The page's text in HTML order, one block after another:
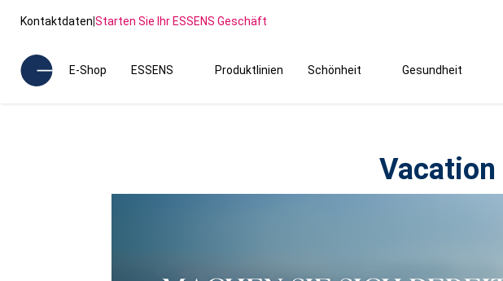
Kontaktdaten|Starten Sie Ihr ESSENS Geschäft
E-Shop ESSENS Produktlinien Schönheit Gesundheit
Vacation